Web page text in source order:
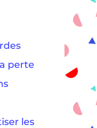
perte
les